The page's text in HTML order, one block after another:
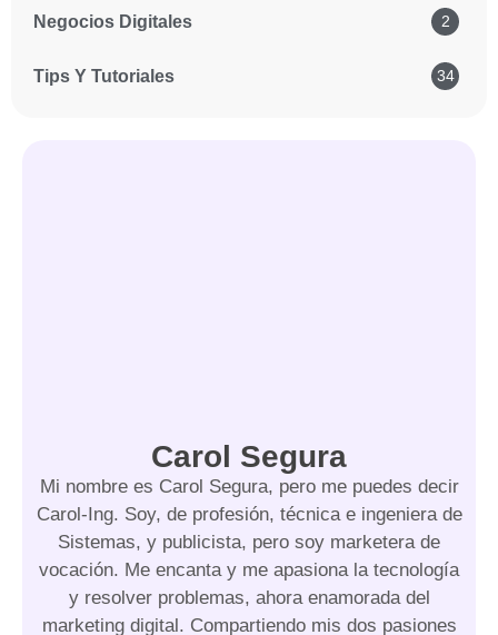
Negocios Digitales 2
Tips Y Tutoriales 34
Carol Segura
Mi nombre es Carol Segura, pero me puedes decir
Carol-Ing. Soy, de profesión, técnica e ingeniera de
Sistemas, y publicista, pero soy marketera de
vocación. Me encanta y me apasiona la tecnología
y resolver problemas, ahora enamorada del
marketing digital. Compartiendo mis dos pasiones